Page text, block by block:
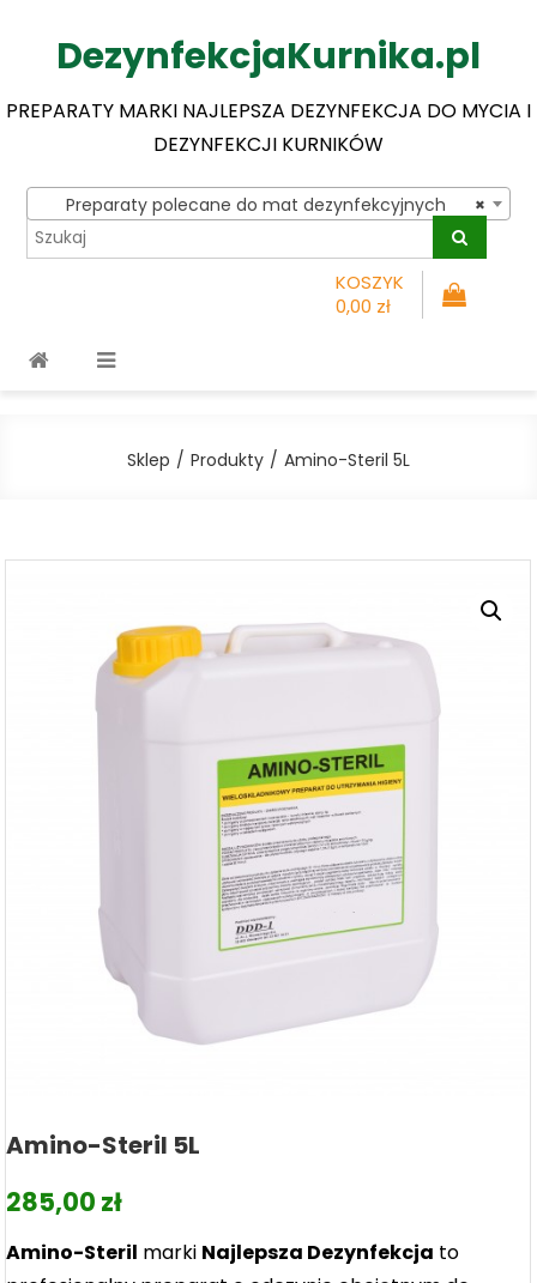
DezynfekcjaKurnika.pl
PREPARATY MARKI NAJLEPSZA DEZYNFEKCJA DO MYCIA I
DEZYNFEKCJI KURNIKÓW
×
Preparaty polecane do mat dezynfekcyjnych
KOSZYK
0,00 zł
Sklep Produkty Amino-Steril 5L
Amino-Steril 5L
285,00 zł
Amino-Steril marki Najlepsza Dezynfekcja to